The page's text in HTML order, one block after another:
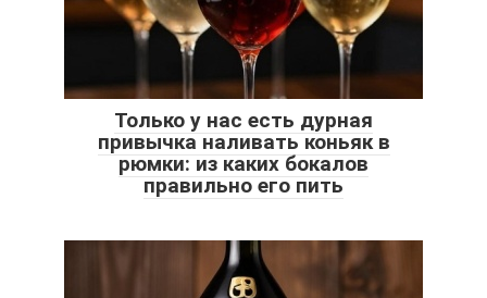
Только у нас есть дурная
привычка наливать коньяк в
рюмки: из каких бокалов
правильно его пить